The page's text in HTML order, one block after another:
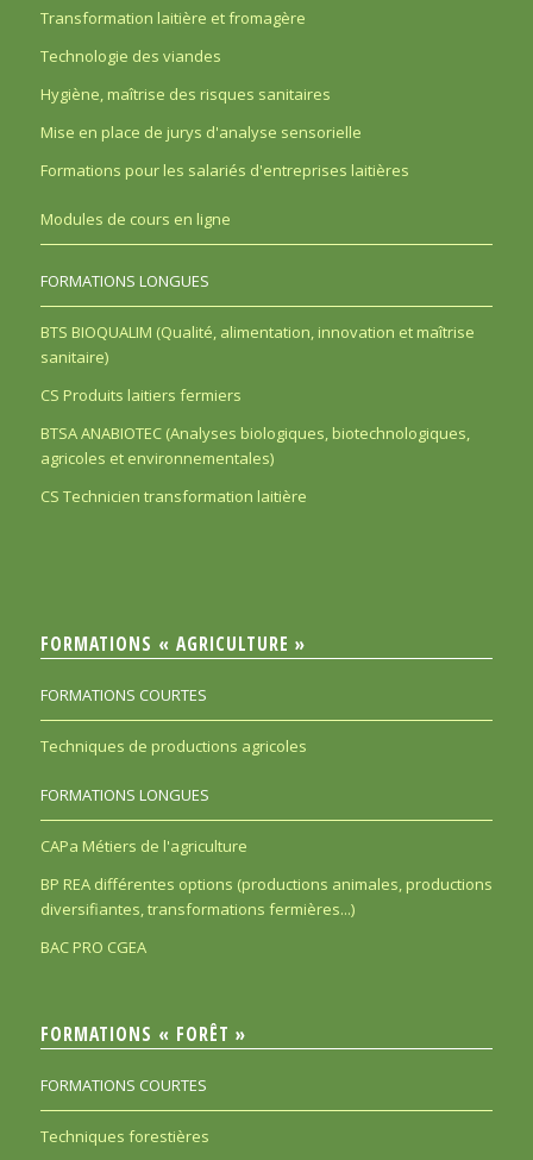
Transformation laitière et fromagère
Technologie des viandes
Hygiène, maîtrise des risques sanitaires
Mise en place de jurys d'analyse sensorielle
Formations pour les salariés d'entreprises laitières
Modules de cours en ligne
FORMATIONS LONGUES
BTS BIOQUALIM (Qualité, alimentation, innovation et maîtrise
sanitaire)
CS Produits laitiers fermiers
BTSA ANABIOTEC (Analyses biologiques, biotechnologiques,
agricoles et environnementales)
CS Technicien transformation laitière
FORMATIONS « AGRICULTURE »
FORMATIONS COURTES
Techniques de productions agricoles
FORMATIONS LONGUES
CAPa Métiers de l'agriculture
BP REA différentes options (productions animales, productions
diversifiantes, transformations fermières...)
BAC PRO CGEA
FORMATIONS « FORÊT »
FORMATIONS COURTES
Techniques forestières